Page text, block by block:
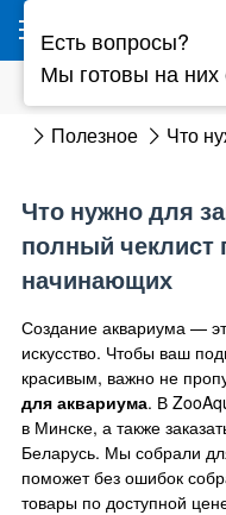
Что нужно для
Полезное Что
Что нужно для
полный чеклист
начинающих
Создание аквариума —
искусство. Чтобы ваш
красивым, важно не
для аквариума. В
в Минске, а также
Беларусь. Мы собрали
поможет без ошибок
товары по доступной
Есть вопросы?
Мы готовы на них
Ваш город - Минск,
угадали?
ДА НЕТ